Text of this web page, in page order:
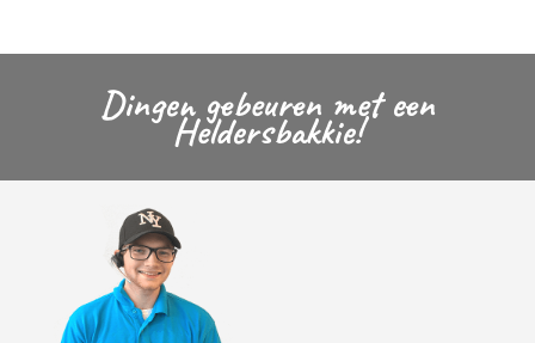
Dingen gebeuren met een
Heldersbakkie!